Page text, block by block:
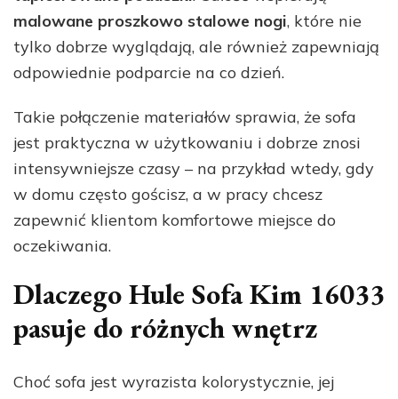
malowane proszkowo stalowe nogi, które nie
tylko dobrze wyglądają, ale również zapewniają
odpowiednie podparcie na co dzień.
Takie połączenie materiałów sprawia, że sofa
jest praktyczna w użytkowaniu i dobrze znosi
intensywniejsze czasy – na przykład wtedy, gdy
w domu często gościsz, a w pracy chcesz
zapewnić klientom komfortowe miejsce do
oczekiwania.
Dlaczego Hule Sofa Kim 16033
pasuje do różnych wnętrz
Choć sofa jest wyrazista kolorystycznie, jej